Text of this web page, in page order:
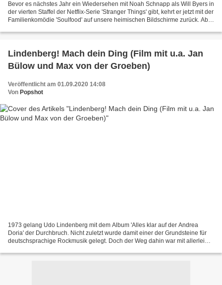
Bevor es nächstes Jahr ein Wiedersehen mit Noah Schnapp als Will Byers in
der vierten Staffel der Netflix-Serie 'Stranger Things' gibt, kehrt er jetzt mit der
Familienkomödie 'Soulfood' auf unsere heimischen Bildschirme zurück. Abe
Lindenberg! Mach dein Ding (Film mit u.a. Jan
Bülow und Max von der Groeben)
Veröffentlicht am 01.09.2020 14:08
Von Popshot
1973 gelang Udo Lindenberg mit dem Album 'Alles klar auf der Andrea
Doria' der Durchbruch. Nicht zuletzt wurde damit einer der Grundsteine für
deutschsprachige Rockmusik gelegt. Doch der Weg dahin war mit allerlei